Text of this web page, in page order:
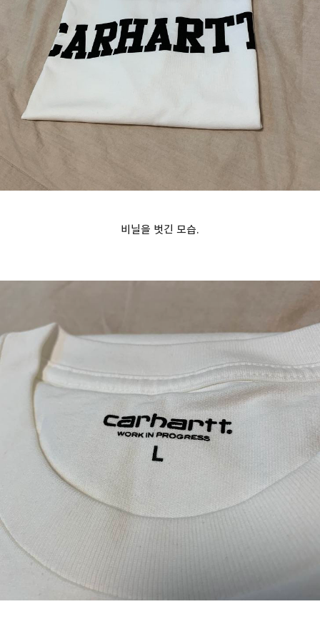
비닐을 벗긴 모습.